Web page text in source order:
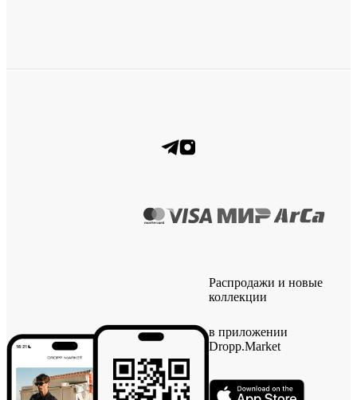
Распродажи и новые
коллекции
в приложении
Dropp.Market